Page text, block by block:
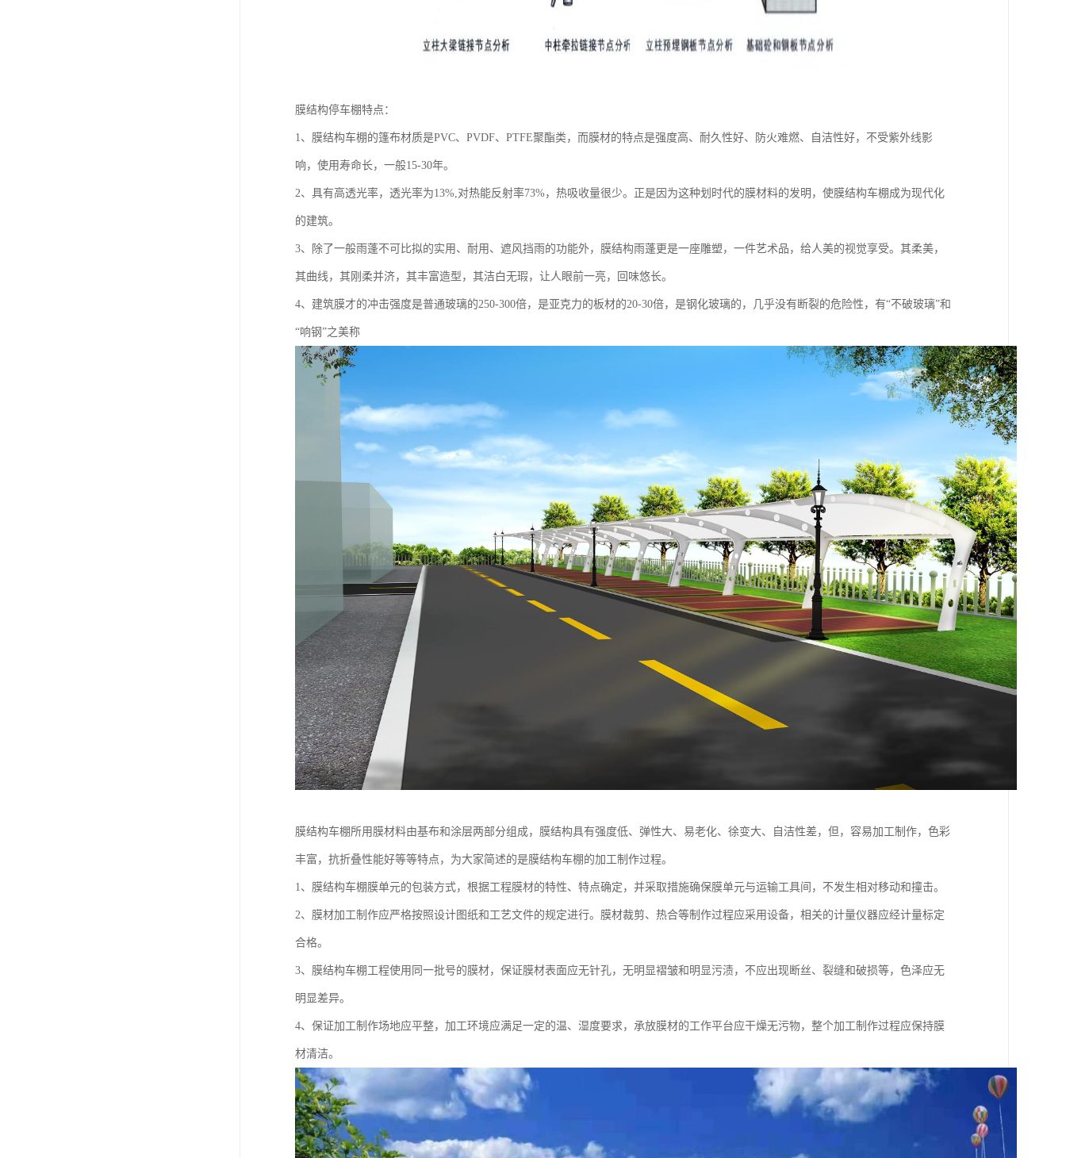
膜结构停车棚特点：
1、膜结构车棚的篷布材质是PVC、PVDF、PTFE聚酯类，而膜材的特点是强度高、耐久性好、防火难燃、自洁性好，不受紫外线影
响，使用寿命长，一般15-30年。
2、具有高透光率，透光率为13%,对热能反射率73%，热吸收量很少。正是因为这种划时代的膜材料的发明，使膜结构车棚成为现代化
的建筑。
3、除了一般雨蓬不可比拟的实用、耐用、遮风挡雨的功能外，膜结构雨蓬更是一座雕塑，一件艺术品，给人美的视觉享受。其柔美，
其曲线，其刚柔并济，其丰富造型，其洁白无瑕，让人眼前一亮，回味悠长。
4、建筑膜才的冲击强度是普通玻璃的250-300倍，是亚克力的板材的20-30倍，是钢化玻璃的，几乎没有断裂的危险性，有“不破玻璃”和
“响钢”之美称
膜结构车棚所用膜材料由基布和涂层两部分组成，膜结构具有强度低、弹性大、易老化、徐变大、自洁性差，但，容易加工制作，色彩
丰富，抗折叠性能好等等特点，为大家简述的是膜结构车棚的加工制作过程。
1、膜结构车棚膜单元的包装方式，根据工程膜材的特性、特点确定，并采取措施确保膜单元与运输工具间，不发生相对移动和撞击。
2、膜材加工制作应严格按照设计图纸和工艺文件的规定进行。膜材裁剪、热合等制作过程应采用设备，相关的计量仪器应经计量标定
合格。
3、膜结构车棚工程使用同一批号的膜材，保证膜材表面应无针孔，无明显褶皱和明显污渍，不应出现断丝、裂缝和破损等，色泽应无
明显差异。
4、保证加工制作场地应平整，加工环境应满足一定的温、湿度要求，承放膜材的工作平台应干燥无污物，整个加工制作过程应保持膜
材清洁。